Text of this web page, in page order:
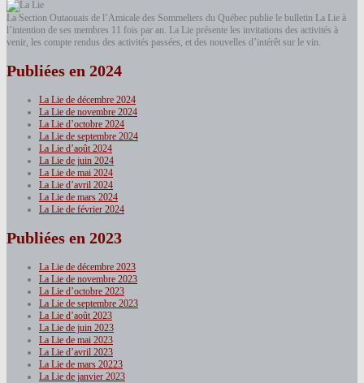
La Section Outaouais de l’Amicale des Sommeliers du Québec publie le bulletin La Lie à
l’intention de ses membres 11 fois par an. La Lie présente les invitations des activités à
venir, les compte rendus des activités passées, et des nouvelles d’intérêt sur le vin.
Publiées en 2024
La Lie de décembre 2024
La Lie de novembre 2024
La Lie d’octobre 2024
La Lie de septembre 2024
La Lie d’août 2024
La Lie de juin 2024
La Lie de mai 2024
La Lie d’avril 2024
La Lie de mars 2024
La Lie de février 2024
Publiées en 2023
La Lie de décembre 2023
La Lie de novembre 2023
La Lie d’octobre 2023
La Lie de septembre 2023
La Lie d’août 2023
La Lie de juin 2023
La Lie de mai 2023
La Lie d’avril 2023
La Lie de mars 20223
La Lie de janvier 2023